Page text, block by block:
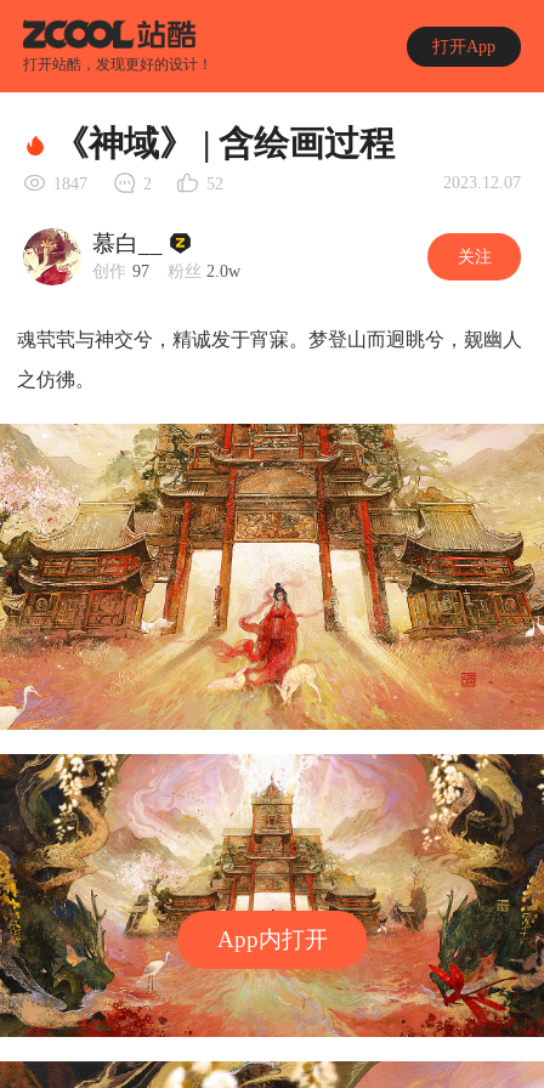
打开站酷，发现更好的设计！
打开App
App内打开
《神域》 | 含绘画过程
1847 2 52 2023.12.07
慕白__
创作 97 粉丝 2.0w
关注
魂茕茕与神交兮，精诚发于宵寐。梦登山而迥眺兮，觌幽人
之仿彿。